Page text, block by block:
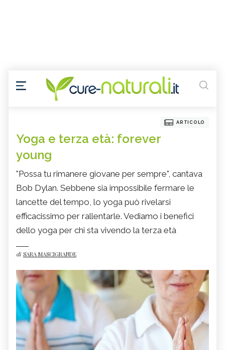
ARTICOLO
Yoga e terza età: forever
young
"Possa tu rimanere giovane per sempre", cantava
Bob Dylan. Sebbene sia impossibile fermare le
lancette del tempo, lo yoga può rivelarsi
efficacissimo per rallentarle. Vediamo i benefici
dello yoga per chi sta vivendo la terza età
di SARA MASCIGRANDE